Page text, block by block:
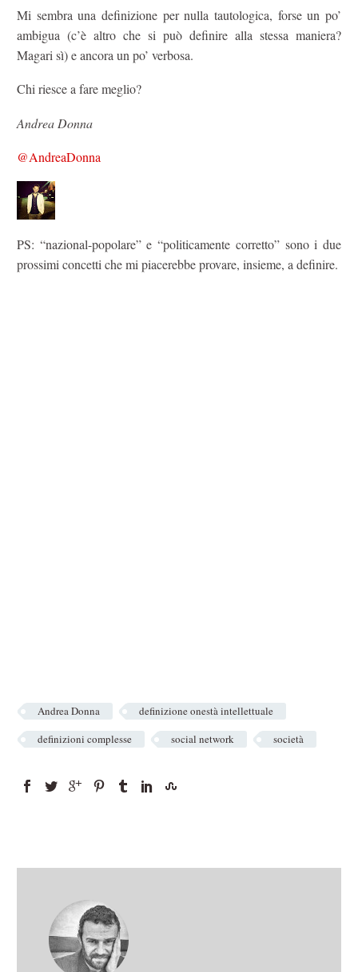
Mi sembra una definizione per nulla tautologica, forse un po’
ambigua (c’è altro che si può definire alla stessa maniera?
Magari sì) e ancora un po’ verbosa.
Chi riesce a fare meglio?
Andrea Donna
@AndreaDonna
PS: “nazional-popolare” e “politicamente corretto” sono i due
prossimi concetti che mi piacerebbe provare, insieme, a definire.
Andrea Donna
definizione onestà intellettuale
definizioni complesse
social network società